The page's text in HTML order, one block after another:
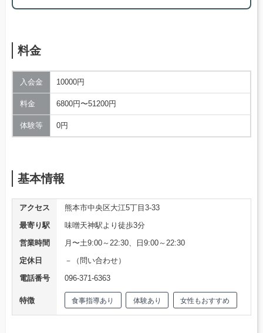
料金
入会金 10000円
料金 6800円〜51200円
体験等 0円
基本情報
アクセス
熊本市中央区大江5丁目3-33
最寄り駅
味噌天神駅より徒歩3分
営業時間
月〜土9:00～22:30、日9:00～22:30
定休日
－（問い合わせ）
電話番号
096-371-6363
特徴 食事指導あり 体験あり 女性もおすすめ